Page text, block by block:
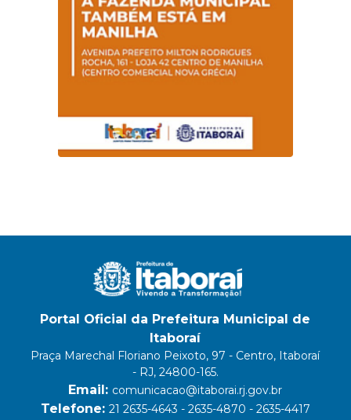
Portal Oficial da Prefeitura Municipal de
Itaboraí
Praça Marechal Floriano Peixoto, 97 - Centro, Itaboraí
- RJ, 24800-165.
Email: comunicacao@itaborai.rj.gov.br
Telefone: 21 2635-4643 - 2635-4870 - 2635-4417